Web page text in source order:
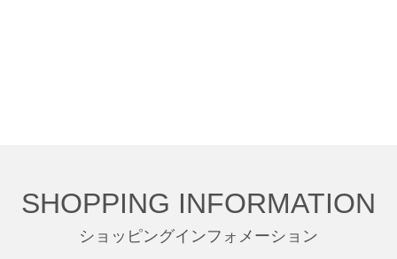
SHOPPING INFORMATION
ショッピングインフォメーション